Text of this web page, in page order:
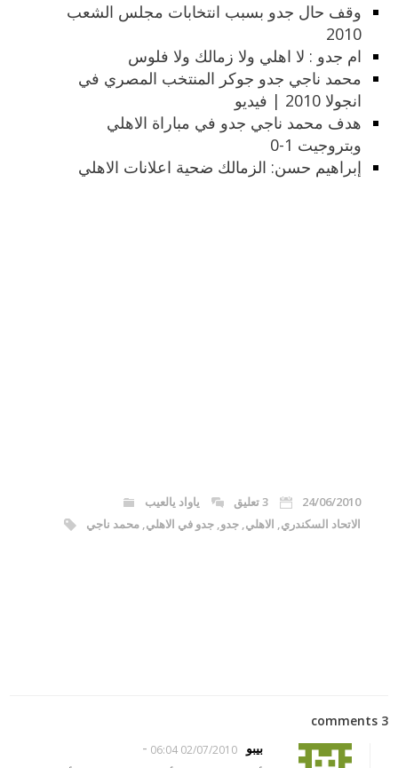
وقف حال جدو بسبب انتخابات مجلس الشعب
2010
ام جدو : لا اهلي ولا زمالك ولا فلوس
محمد ناجي جدو جوكر المنتخب المصري في
انجولا 2010 | فيديو
هدف محمد ناجي جدو في مباراة الاهلي
وبتروجيت 1-0
إبراهيم حسن: الزمالك ضحية اعلانات الاهلي
24/06/2010 3 تعليق
ياواد يالعيب
الاتحاد السكندري, الاهلي,جدو,جدو في الاهلي,محمد ناجي
3 comments
بيبو
02/07/2010 06:04
-